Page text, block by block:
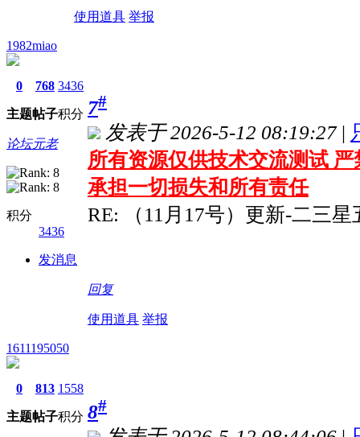
使用道具 举报
1982miao
0
主题
768
帖子
3436
积分
论坛元老
积分
3436
发消息
7#
发表于 2026-5-12 08:19:27 |
所有资源仅供技术交流测试
承担一切损失和所有责任
RE: （11月17号）更新-二三
回复
使用道具 举报
1611195050
0
主题
813
帖子
1558
积分 8#